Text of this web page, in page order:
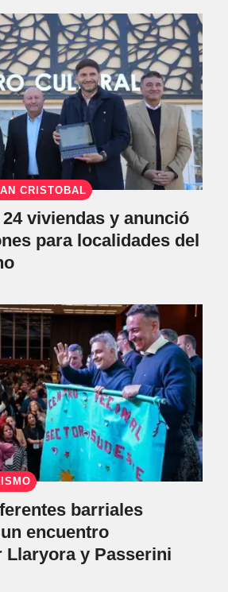
CRISTÓBAL
viviendas y anunció
para localidades del
barriales
encuentro
Llaryora y Passerini